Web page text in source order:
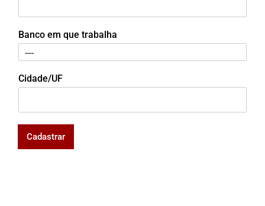
Banco em que trabalha
Cidade/UF
Cadastrar